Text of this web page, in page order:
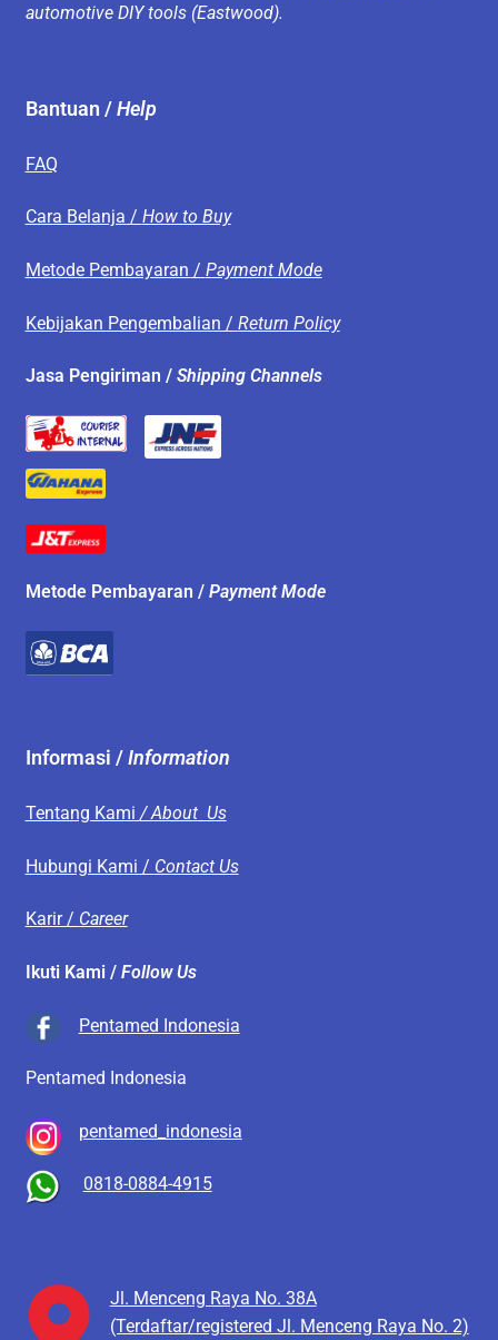
automotive DIY tools (Eastwood).
Bantuan /Help
FAQ
Cara Belanja / How to Buy
Metode Pembayaran / Payment Mode
Kebijakan Pengembalian / Return Policy
Jasa Pengiriman / Shipping Channels
Metode Pembayaran / Payment Mode
Informasi /Information
Tentang Kami / About Us
Hubungi Kami / Contact Us
Karir / Career
Ikuti Kami / Follow Us
Pentamed Indonesia
Pentamed Indonesia
pentamed_indonesia
0818-0884-4915
Jl. Menceng Raya No. 38A
(Terdaftar/registered Jl. Menceng Raya No. 2)